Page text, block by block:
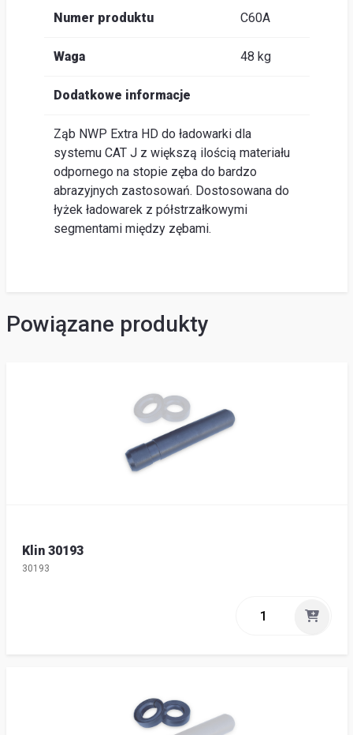
Numer produktu C60A
Waga 48 kg
Dodatkowe informacje
Ząb NWP Extra HD do ładowarki dla
systemu CAT J z większą ilością materiału
odpornego na stopie zęba do bardzo
abrazyjnych zastosowań. Dostosowana do
łyżek ładowarek z półstrzałkowymi
segmentami między zębami.
Powiązane produkty
Klin 30193
30193